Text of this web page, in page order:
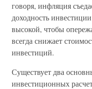
говоря, инфляция
доходность
высокой, чтобы
всегда снижает
инвестиций.
Существует два
инвестиционных